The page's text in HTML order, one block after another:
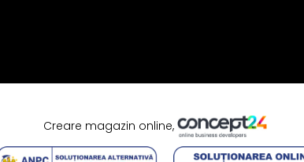
Creare magazin online,